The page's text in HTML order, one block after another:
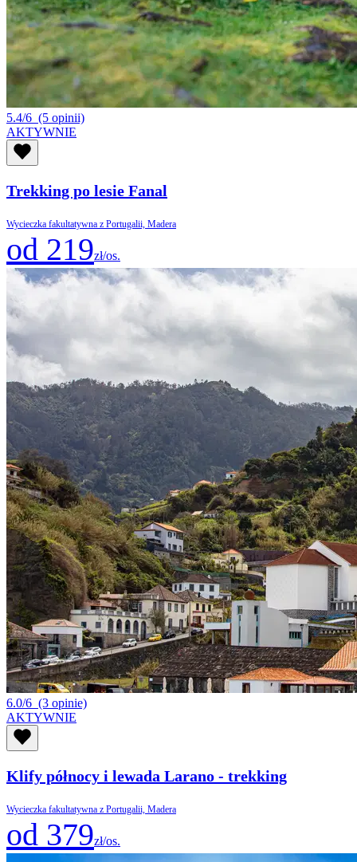
5.4/6 (5 opinii)
AKTYWNIE
Trekking po lesie Fanal
Wycieczka fakultatywna z Portugalii, Madera
od 219zł/os.
6.0/6 (3 opinie)
AKTYWNIE
Klify północy i lewada Larano - trekking
Wycieczka fakultatywna z Portugalii, Madera
od 379zł/os.